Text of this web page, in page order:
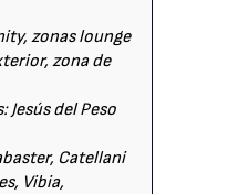
zonas lounge
zona de
Jesús del Peso
Catellani
Vibia,